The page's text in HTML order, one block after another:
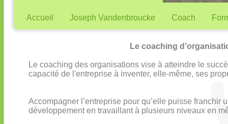
Accueil Joseph Vandenbroucke Coach
Le coaching
Le coaching des organisations vise à atteindre le
capacité de l'entreprise à inventer, elle-même, ses
Accompagner l’entreprise pour qu’elle puisse franchir
développement en travaillant à plusieurs niveaux en